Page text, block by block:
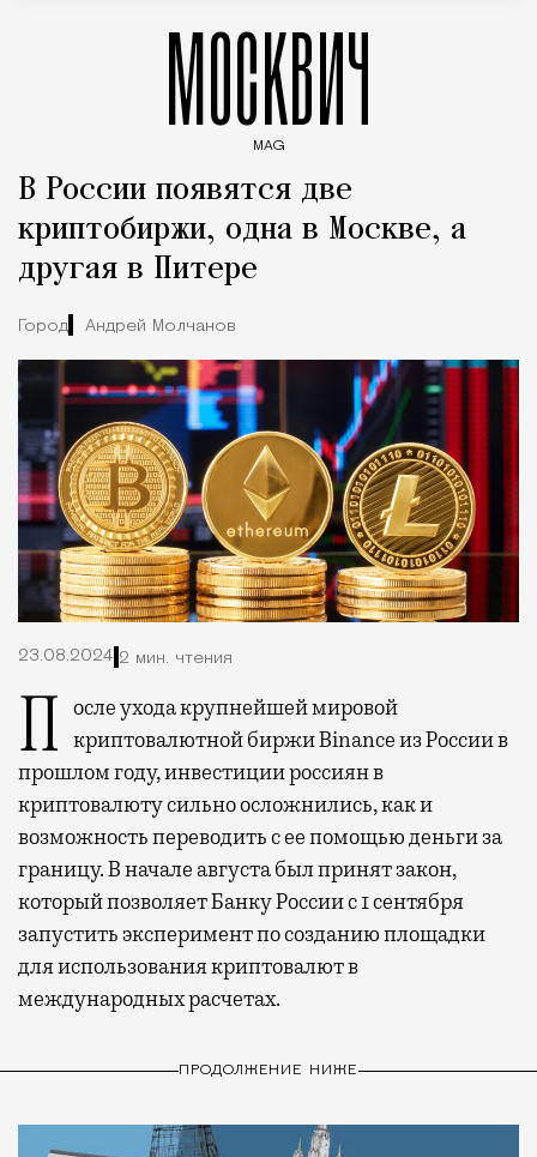
МОСКВИЧ
MAG
В России появятся две
криптобиржи, одна в Москве, а
другая в Питере
Город Андрей Молчанов
23.08.2024 2 мин. чтения
После ухода крупнейшей мировой криптовалютной биржи Binance из России в
прошлом году, инвестиции россиян в
криптовалюту сильно осложнились, как и
возможность переводить с ее помощью деньги за
границу.В начале августа был принят закон,
который позволяет Банку России с 1 сентября
запустить эксперимент по созданию площадки
для использования криптовалют в
международных расчетах.
ПРОДОЛЖЕНИЕ НИЖЕ